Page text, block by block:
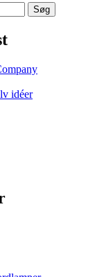
idéer